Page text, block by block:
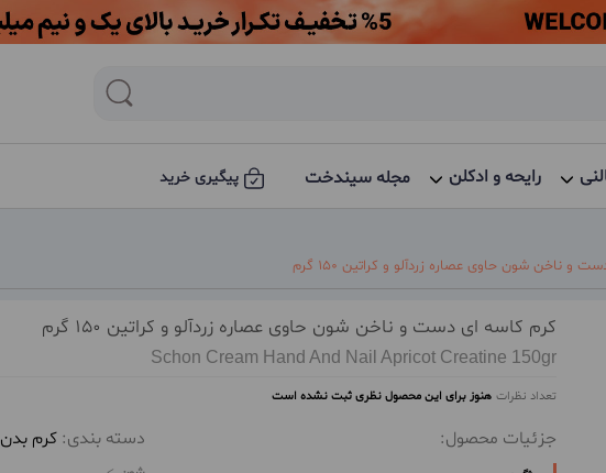
رایحه و ادکلن مجله سیندخت پیگیری خرید
و ناخن شون حاوی عصاره زردآلو و کراتین 150 گرم
کرم کاسه ای دست و ناخن شون حاوی عصاره زردآلو و کراتین 150 گرم
Schon Cream Hand And Nail Apricot Creatine 150gr
تعداد نظرات هنوز برای این محصول نظری ثبت نشده است
جزئیات محصول: دسته بندی:کرم بدن